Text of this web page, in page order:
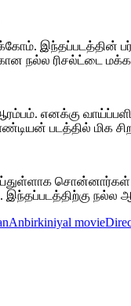
இந்தப்படத்தின்
நல்ல ரிசல்ட்டை
எனக்கு
படத்தில் மிக
சொன்னார்கள்.
நல்ல
Anbirkiniyal movie